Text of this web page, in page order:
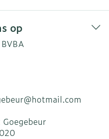
op
hotmail.com